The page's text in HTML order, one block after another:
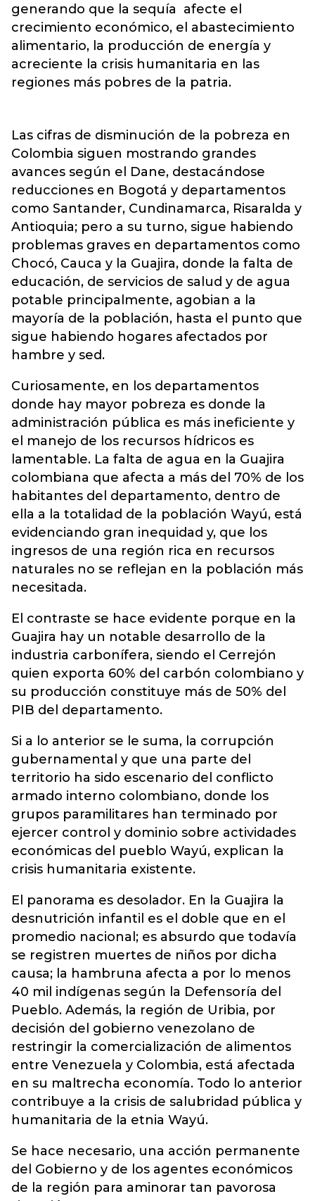
generando que la sequía afecte el
crecimiento económico, el abastecimiento
alimentario, la producción de energía y
acreciente la crisis humanitaria en las
regiones más pobres de la patria.
Las cifras de disminución de la pobreza en
Colombia siguen mostrando grandes
avances según el Dane, destacándose
reducciones en Bogotá y departamentos
como Santander, Cundinamarca, Risaralda y
Antioquia; pero a su turno, sigue habiendo
problemas graves en departamentos como
Chocó, Cauca y la Guajira, donde la falta de
educación, de servicios de salud y de agua
potable principalmente, agobian a la
mayoría de la población, hasta el punto que
sigue habiendo hogares afectados por
hambre y sed.
Curiosamente, en los departamentos
donde hay mayor pobreza es donde la
administración pública es más ineficiente y
el manejo de los recursos hídricos es
lamentable. La falta de agua en la Guajira
colombiana que afecta a más del 70% de los
habitantes del departamento, dentro de
ella a la totalidad de la población Wayú, está
evidenciando gran inequidad y, que los
ingresos de una región rica en recursos
naturales no se reflejan en la población más
necesitada.
El contraste se hace evidente porque en la
Guajira hay un notable desarrollo de la
industria carbonífera, siendo el Cerrejón
quien exporta 60% del carbón colombiano y
su producción constituye más de 50% del
PIB del departamento.
Si a lo anterior se le suma, la corrupción
gubernamental y que una parte del
territorio ha sido escenario del conflicto
armado interno colombiano, donde los
grupos paramilitares han terminado por
ejercer control y dominio sobre actividades
económicas del pueblo Wayú, explican la
crisis humanitaria existente.
El panorama es desolador. En la Guajira la
desnutrición infantil es el doble que en el
promedio nacional; es absurdo que todavía
se registren muertes de niños por dicha
causa; la hambruna afecta a por lo menos
40 mil indígenas según la Defensoría del
Pueblo. Además, la región de Uribia, por
decisión del gobierno venezolano de
restringir la comercialización de alimentos
entre Venezuela y Colombia, está afectada
en su maltrecha economía. Todo lo anterior
contribuye a la crisis de salubridad pública y
humanitaria de la etnia Wayú.
Se hace necesario, una acción permanente
del Gobierno y de los agentes económicos
de la región para aminorar tan pavorosa